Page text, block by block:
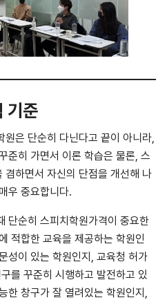
기준
은 단순히 다닌다고 끝이 아니라,
준히 가면서 이론 학습은 물론, 스
겸하면서 자신의 단점을 개선해 나
우 중요합니다.
단순히 스피치학원가격이 중요한
적합한 교육을 제공하는 학원인
성이 있는 학원인지, 교육청 허가
를 꾸준히 시행하고 발전하고 있
한 창구가 잘 열려있는 학원인지,